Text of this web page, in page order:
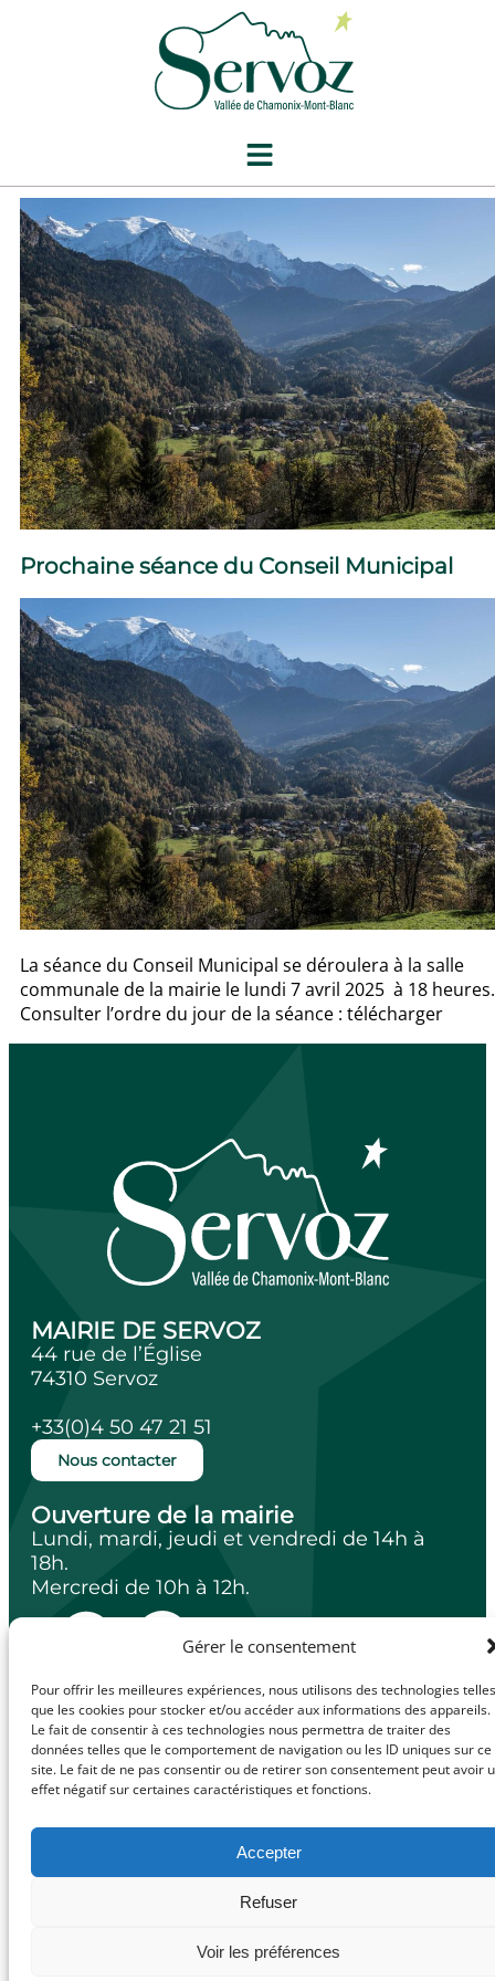
Gérer le consentement
Pour offrir les meilleures expériences, nous utilisons des technologies telles
que les cookies pour stocker et/ou accéder aux informations des appareils.
Le fait de consentir à ces technologies nous permettra de traiter des
données telles que le comportement de navigation ou les ID uniques sur ce
site. Le fait de ne pas consentir ou de retirer son consentement peut avoir
effet négatif sur certaines caractéristiques et fonctions.
Accepter
Refuser
Voir les préférences
Mois :avril 2025
Inscriptions à l’école primaire publique –
rentrée de septembre 2025
Prochaine séance du Conseil Municipal
La séance du Conseil Municipal se déroulera à la salle
communale de la mairie le lundi 7 avril 2025 à 18 heures.
Consulter l’ordre du jour de la séance : télécharger
MAIRIE DE SERVOZ
44 rue de l’Église
74310 Servoz
+33(0)4 50 47 21 51
Nous contacter
Ouverture de la mairie
Lundi, mardi, jeudi et vendredi de 14h à
18h.
Mercredi de 10h à 12h.
facebookIlliwap
Politique de confidentialité
Politique de cookies (UE)